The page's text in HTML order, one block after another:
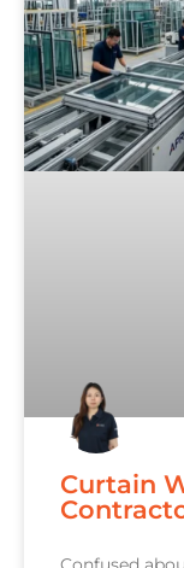
Curtain